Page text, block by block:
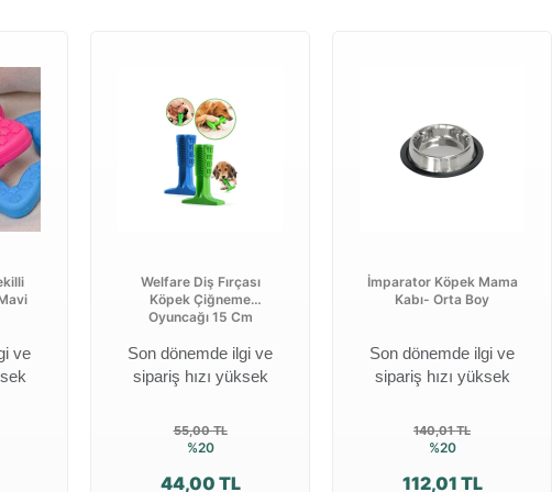
ve
Welfare Diş Fırçası
Köpek Çiğneme
Oyuncağı 15 Cm
Son dönemde ilgi ve
sipariş hızı yüksek
55,00 TL
%20
44,00 TL
İmparator Köpek Mama
Kabı- Orta Boy
Son dönemde ilgi ve
sipariş hızı yüksek
140,01 TL
%20
112,01 TL